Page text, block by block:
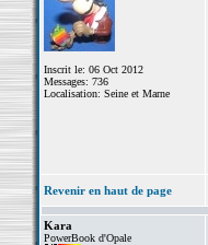
Inscrit le: 06 Oct 2012
Messages: 736
Localisation: Seine et Marne
Revenir en haut de page
Kara
PowerBook d'Opale